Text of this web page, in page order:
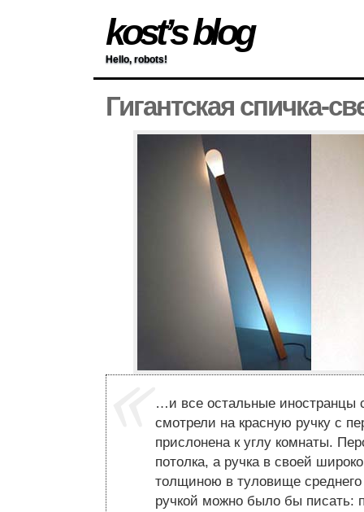
kost’s blog
Hello, robots!
Гигантская спичка-
…и все остальные иностранцы
смотрели на красную ручку с
прислонена к углу комнаты.
потолка, а ручка в своей
толщиною в туловище среднего
ручкой можно было бы писать: